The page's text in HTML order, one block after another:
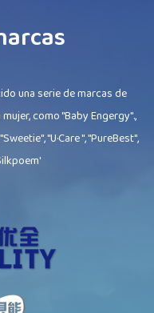
una serie de marcas de
como "Baby Engergy".,
"U·Care ", "PureBest",